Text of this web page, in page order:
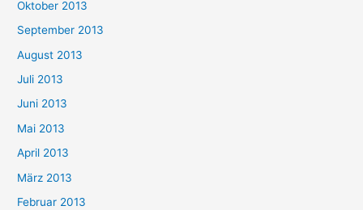
Oktober 2013
September 2013
August 2013
Juli 2013
Juni 2013
Mai 2013
April 2013
März 2013
Februar 2013